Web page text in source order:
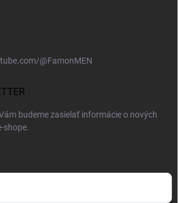
@FamonMEN
budeme zasielať informácie o nových
shope.